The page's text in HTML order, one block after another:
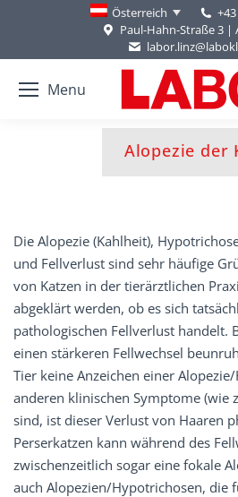
Österreich
Paul-Hahn-Straße 3 |
Menu
Alopezie der
You are
Die Alopezie (Kahlheit),
und Fellverlust sind sehr häufige
von Katzen in der tierärztlichen
abgeklärt werden, ob es sich
pathologischen Fellverlust handelt.
einen stärkeren Fellwechsel
Tier keine Anzeichen einer
anderen klinischen Symptome (wie
sind, ist dieser Verlust von Haaren
Perserkatzen kann während des
zwischenzeitlich sogar eine fokale
auch Alopezien/Hypotrichosen, die